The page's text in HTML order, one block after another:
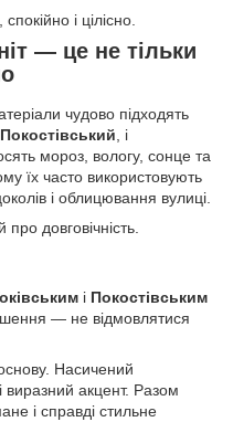
і цілісно.
— це не тільки
чудово підходять
Покостівський , і
мороз, вологу, сонце та
їх часто використовують
і облицювання вулиці.
довговічність.
і Покостівським
— не відмовлятися
Насичений
виразний акцент. Разом
і справді стильне